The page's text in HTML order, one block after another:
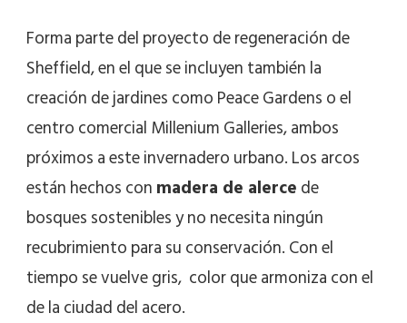
Forma parte del proyecto de regeneración de
Sheffield, en el que se incluyen también la
creación de jardines comoPeace Gardenso el
centro comercialMillenium Galleries, ambos
próximos a este invernadero urbano. Los arcos
están hechos conmadera de alercede
bosques sostenibles y no necesita ningún
recubrimiento para su conservación. Con el
tiempo se vuelve gris, color que armoniza con el
de la ciudad del acero.